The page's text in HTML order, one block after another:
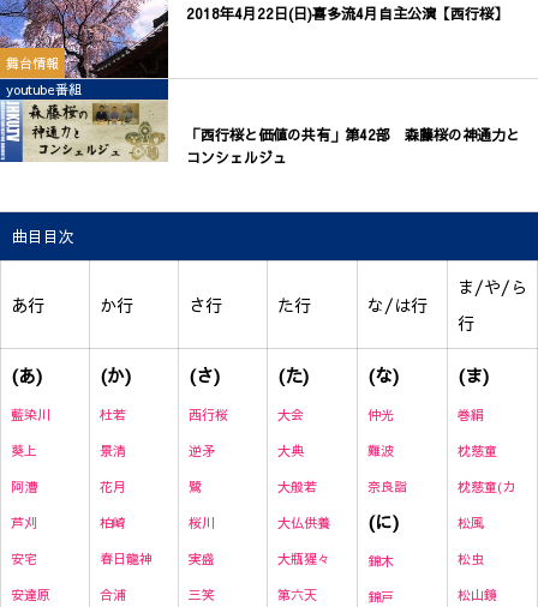
舞台情報
2018年4月22日(日)喜多流4月自主公演【西行桜】
youtube番組
「西行桜と価値の共有」第42部 森藤桜の神通力と
コンシェルジュ
曲目目次
あ行 か行 さ行 た行 な/は行
ま/や/ら
行
(あ)
藍染川
葵上
阿漕
芦刈
安宅
安達原
(か)
杜若
景清
花月
柏崎
春日龍神
合浦
(さ)
西行桜
逆矛
鷺
桜川
実盛
三笑
(た)
大会
大典
大般若
大仏供養
大瓶猩々
第六天
(な)
仲光
難波
奈良詣
(に)
錦木
錦戸
(ま)
巻絹
枕慈童
枕慈童(カ
松風
松虫
松山鏡